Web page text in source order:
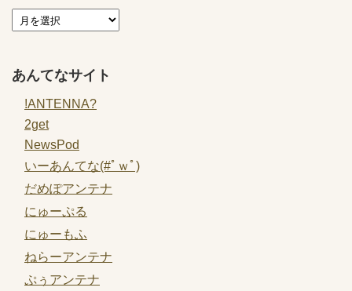
あんてなサイト
!ANTENNA?
2get
NewsPod
いーあんてな(#ﾟｗﾟ)
だめぽアンテナ
にゅーぷる
にゅーもふ
ねらーアンテナ
ぷぅアンテナ